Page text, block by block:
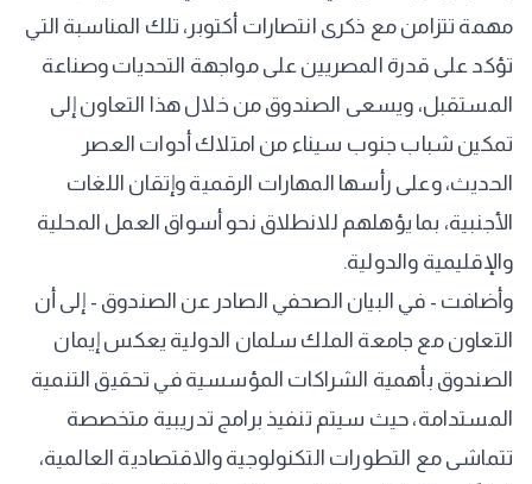
مهمة تتزامن مع ذكرى انتصارات أكتوبر، تلك المناسبة التي
تؤكد على قدرة المصريين على مواجهة التحديات وصناعة
المستقبل، ويسعى الصندوق من خلال هذا التعاون إلى
تمكين شباب جنوب سيناء من امتلاك أدوات العصر
الحديث، وعلى رأسها المهارات الرقمية وإتقان اللغات
الأجنبية، بما يؤهلهم للانطلاق نحو أسواق العمل المحلية
والإقليمية والدولية.
وأضافت - في البيان الصحفي الصادر عن الصندوق - إلى أن
التعاون مع جامعة الملك سلمان الدولية يعكس إيمان
الصندوق بأهمية الشراكات المؤسسية في تحقيق التنمية
المستدامة، حيث سيتم تنفيذ برامج تدريبية متخصصة
تتماشى مع التطورات التكنولوجية والاقتصادية العالمية،